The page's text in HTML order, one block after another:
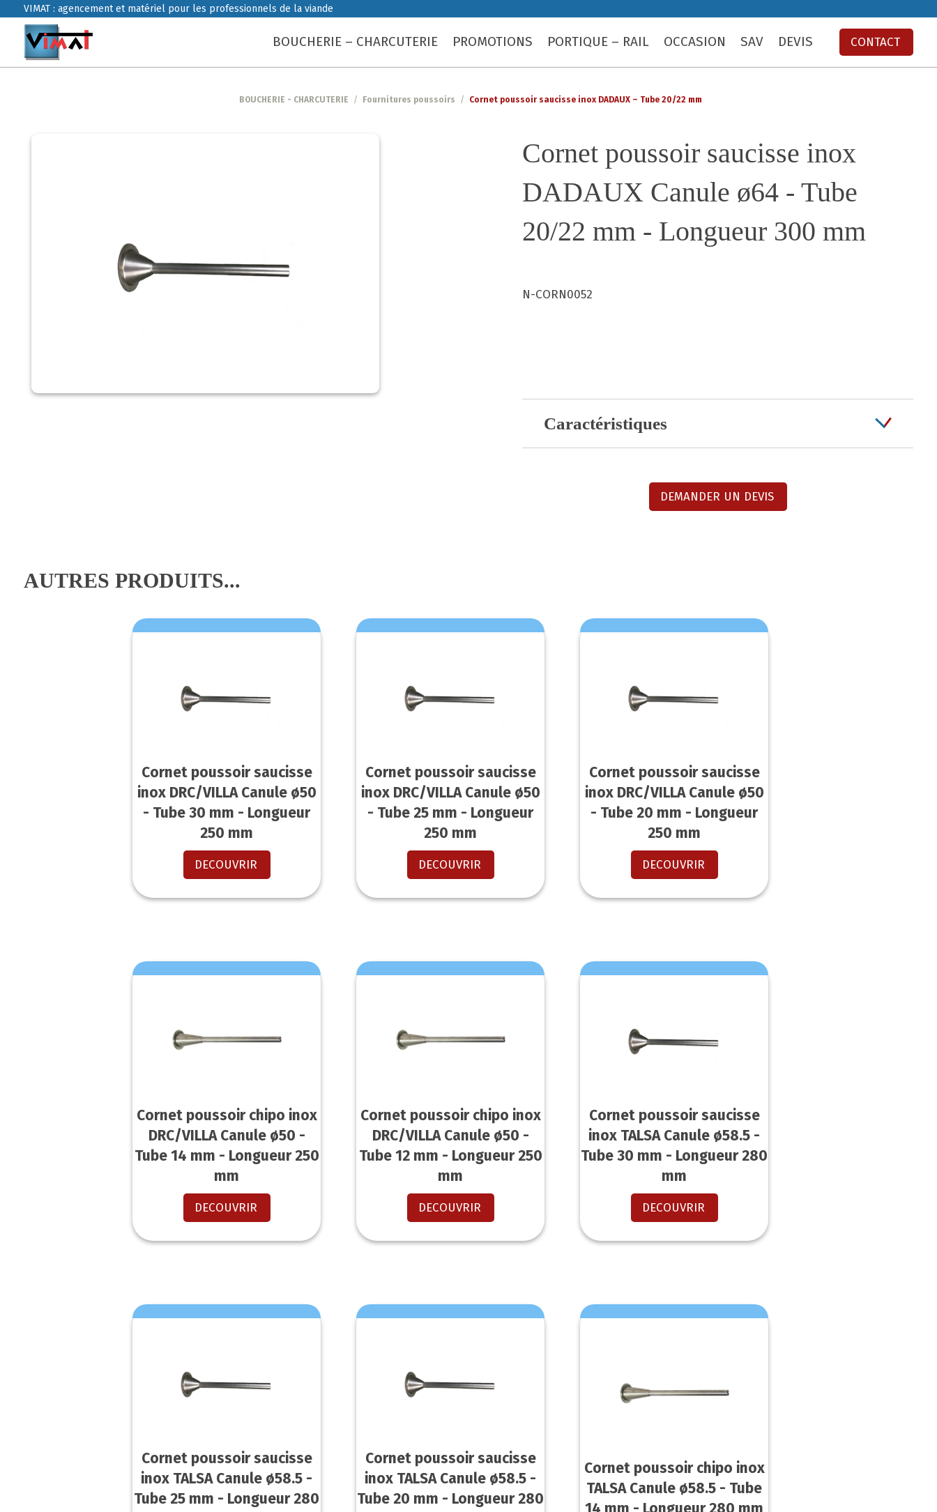
VIMAT : agencement et matériel pour les professionnels de la viande
BOUCHERIE – CHARCUTERIE PROMOTIONS PORTIQUE – RAIL OCCASION SAV DEVIS CONTACT
BOUCHERIE - CHARCUTERIE / Fournitures poussoirs / Cornet poussoir saucisse inox DADAUX – Tube 20/22 mm
Cornet poussoir saucisse inox
DADAUX Canule ø64 - Tube
20/22 mm - Longueur 300 mm
N-CORN0052
Caractéristiques
DEMANDER UN DEVIS
AUTRES PRODUITS...
Cornet poussoir saucisse
inox DRC/VILLA Canule ø50
- Tube 30 mm - Longueur
250 mm
DECOUVRIR
Cornet poussoir saucisse
inox DRC/VILLA Canule ø50
- Tube 25 mm - Longueur
250 mm
DECOUVRIR
Cornet poussoir saucisse
inox DRC/VILLA Canule ø50
- Tube 20 mm - Longueur
250 mm
DECOUVRIR
Cornet poussoir chipo inox
DRC/VILLA Canule ø50 -
Tube 14 mm - Longueur 250
mm
DECOUVRIR
Cornet poussoir chipo inox
DRC/VILLA Canule ø50 -
Tube 12 mm - Longueur 250
mm
DECOUVRIR
Cornet poussoir saucisse
inox TALSA Canule ø58.5 -
Tube 30 mm - Longueur 280
mm
DECOUVRIR
Cornet poussoir saucisse
inox TALSA Canule ø58.5 -
Tube 25 mm - Longueur 280
Cornet poussoir saucisse
inox TALSA Canule ø58.5 -
Tube 20 mm - Longueur 280
Cornet poussoir chipo inox
TALSA Canule ø58.5 - Tube